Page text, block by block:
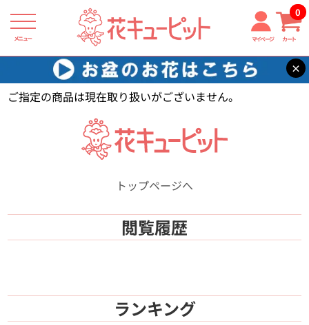
メニュー マイページ カート
0
×
花キューピット 【】
ご指定の商品は現在取り扱いがございません。
トップページへ
閲覧履歴
ランキング